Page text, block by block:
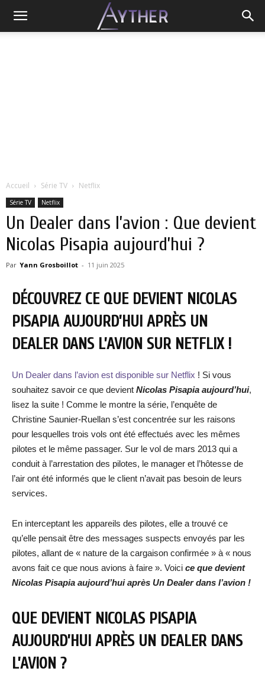
Accueil Série TV Netflix
Série TV Netflix
Un Dealer dans l’avion : Que devient
Nicolas Pisapia aujourd’hui ?
Par Yann Grosboillot - 11 juin 2025
DÉCOUVREZ CE QUE DEVIENT NICOLAS
PISAPIA AUJOURD’HUI APRÈS UN
DEALER DANS L’AVION SUR NETFLIX !
Un Dealer dans l’avion est disponible sur Netflix ! Si vous
souhaitez savoir ce que devient Nicolas Pisapia aujourd’hui,
lisez la suite ! Comme le montre la série, l’enquête de
Christine Saunier-Ruellan s’est concentrée sur les raisons
pour lesquelles trois vols ont été effectués avec les mêmes
pilotes et le même passager. Sur le vol de mars 2013 qui a
conduit à l’arrestation des pilotes, le manager et l’hôtesse de
l’air ont été informés que le client n’avait pas besoin de leurs
services.
En interceptant les appareils des pilotes, elle a trouvé ce
qu’elle pensait être des messages suspects envoyés par les
pilotes, allant de « nature de la cargaison confirmée » à « nous
avons fait ce que nous avions à faire ». Voici ce que devient
Nicolas Pisapia aujourd’hui après Un Dealer dans l’avion !
QUE DEVIENT NICOLAS PISAPIA
AUJOURD’HUI APRÈS UN DEALER DANS
L’AVION ?